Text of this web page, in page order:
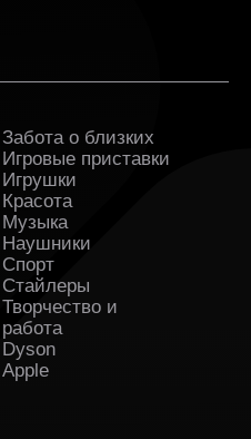
Забота о близких
Игровые приставки
Игрушки
Красота
Музыка
Наушники
Спорт
Стайлеры
Творчество и
работа
Dyson
Apple